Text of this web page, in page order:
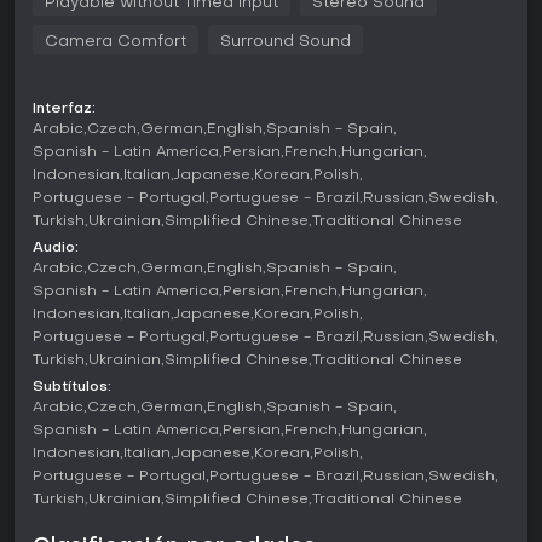
pasillos y amenazas.
objetos lootables para avanzar, la resolución de puzles
únicos adaptados a cada entorno y un proximity voice chat
que se ajusta a paredes y espacios para una
comunicación realista. El juego utiliza Unreal Engine 5, que
ofrece gráficos detallados y audio espacial para
intensificar la sensación de estar perdido en un laberinto
constante que obliga a los jugadores a esconderse, correr
o distraerlas mientras coordinan con sus compañeros.
Modos de juego
cooperativo, con soporte para equipos de hasta seis
jugadores que pueden unirse a lobbies públicos o crear
sesiones privadas. Este modo fomenta estrategias grupales
para superar niveles, compartir recursos y enfrentar
horrores en común, lo que genera momentos de tensión y
alivio al descubrir lo desconocido junto a amigos.
Playable without Timed Input Stereo Sound
Camera Comfort Surround Sound
Interfaz:
Arabic Czech German English Spanish - Spain
Spanish - Latin America Persian French Hungarian
Indonesian Italian Japanese Korean Polish
Portuguese - Portugal
Portuguese - Brazil Russian Swedish
Turkish Ukrainian Simplified Chinese
Traditional Chinese
Audio:
Arabic Czech German English Spanish - Spain
Spanish - Latin America Persian French Hungarian
Indonesian Italian Japanese Korean Polish
Portuguese - Portugal
Portuguese - Brazil Russian Swedish
Turkish Ukrainian Simplified Chinese
Traditional Chinese
Subtítulos:
Arabic Czech German English Spanish - Spain
Spanish - Latin America Persian French Hungarian
Indonesian Italian Japanese Korean Polish
Portuguese - Portugal
Portuguese - Brazil Russian Swedish
Turkish Ukrainian Simplified Chinese Traditional Chinese